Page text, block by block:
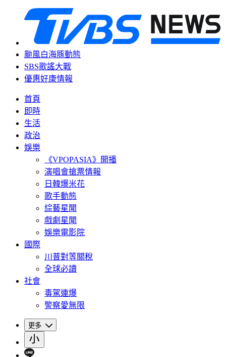
颱風白海豚動態
SBS歌謠大戰
優惠好康情報
首頁
即時
生活
政治
娛樂
《VPOPASIA》開播
演唱會搶票情報
日韓爆米花
歌手動態
綜藝星聞
戲劇星聞
娛樂電影院
國際
川普對等關稅
全球必讀
社會
毒駕連爆
警察愛無限
更多